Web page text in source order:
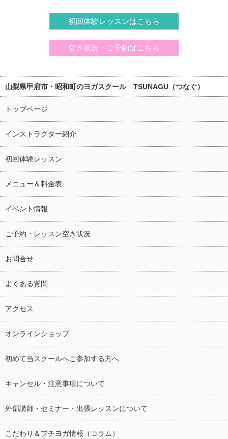
初回体験レッスンはこちら
空き状況・ご予約はこちら
山梨県甲府市・昭和町のヨガスクール TSUNAGU（つなぐ）
トップページ
インストラクター紹介
初回体験レッスン
メニュー＆料金表
イベント情報
ご予約・レッスン空き状況
お問合せ
よくある質問
アクセス
オンラインショップ
初めて当スクールへご参加する方へ
キャンセル・注意事項について
外部講師・セミナー・出張レッスンについて
こだわり＆プチヨガ情報（コラム）